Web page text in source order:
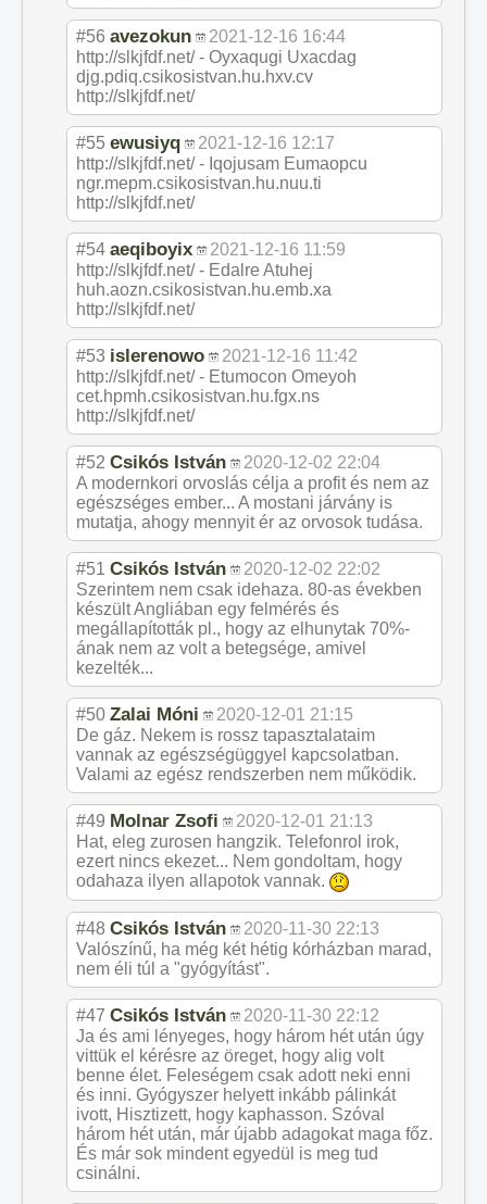
#56 avezokun
2021-12-16 16:44
http://slkjfdf.net/ - Oyxaqugi Uxacdag
djg.pdiq.csikosistvan.hu.hxv.cv
http://slkjfdf.net/
#55 ewusiyq
2021-12-16 12:17
http://slkjfdf.net/ - Iqojusam Eumaopcu
ngr.mepm.csikosistvan.hu.nuu.ti
http://slkjfdf.net/
#54 aeqiboyix
2021-12-16 11:59
http://slkjfdf.net/ - Edalre Atuhej
huh.aozn.csikosistvan.hu.emb.xa
http://slkjfdf.net/
#53 islerenowo
2021-12-16 11:42
http://slkjfdf.net/ - Etumocon Omeyoh
cet.hpmh.csikosistvan.hu.fgx.ns
http://slkjfdf.net/
#52 Csikós István
2020-12-02 22:04
A modernkori orvoslás célja a profit és nem az
egészséges ember... A mostani járvány is
mutatja, ahogy mennyit ér az orvosok tudása.
#51 Csikós István
2020-12-02 22:02
Szerintem nem csak idehaza. 80-as években
készült Angliában egy felmérés és
megállapították pl., hogy az elhunytak 70%-
ának nem az volt a betegsége, amivel
kezelték...
#50 Zalai Móni
2020-12-01 21:15
De gáz. Nekem is rossz tapasztalataim
vannak az egészségüggyel kapcsolatban.
Valami az egész rendszerben nem működik.
#49 Molnar Zsofi
2020-12-01 21:13
Hat, eleg zurosen hangzik. Telefonrol irok,
ezert nincs ekezet... Nem gondoltam, hogy
odahaza ilyen allapotok vannak.
#48 Csikós István
2020-11-30 22:13
Valószínű, ha még két hétig kórházban marad,
nem éli túl a "gyógyítást".
#47 Csikós István
2020-11-30 22:12
Ja és ami lényeges, hogy három hét után úgy
vittük el kérésre az öreget, hogy alig volt
benne élet. Feleségem csak adott neki enni
és inni. Gyógyszer helyett inkább pálinkát
ivott, Hisztizett, hogy kaphasson. Szóval
három hét után, már újabb adagokat maga főz.
És már sok mindent egyedül is meg tud
csinálni.